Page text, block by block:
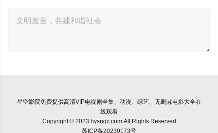
星空影院免费提供高清VIP电视剧全集、动漫、综艺、无删减电影大全在
线观看
Copyright © 2023 hysngc.com All Rights Reserved
苏ICP备20230173号